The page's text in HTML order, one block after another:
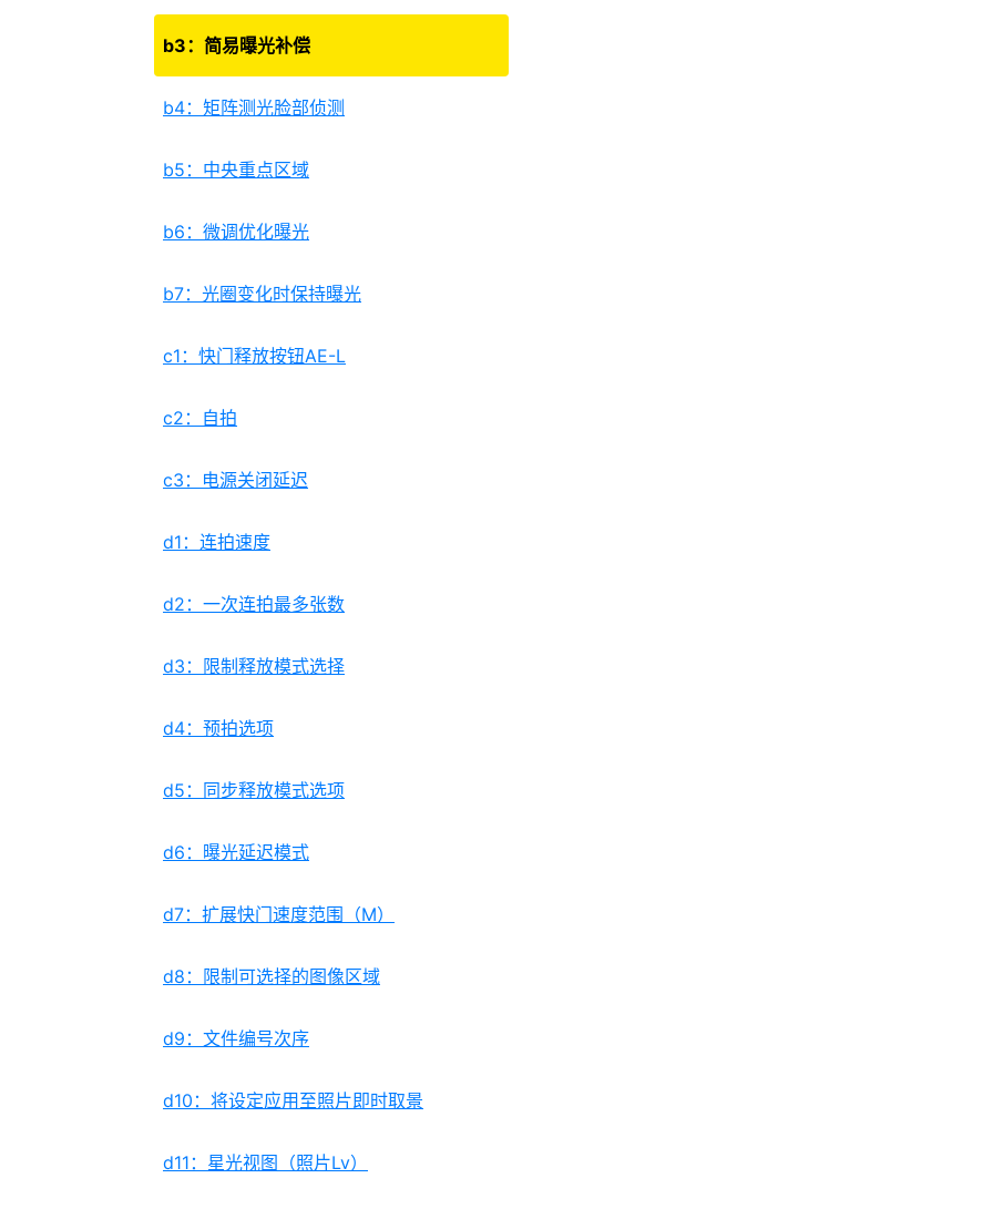
b3：简易曝光补偿
b4：矩阵测光脸部侦测
b5：中央重点区域
b6：微调优化曝光
b7：光圈变化时保持曝光
c1：快门释放按钮AE-L
c2：自拍
c3：电源关闭延迟
d1：连拍速度
d2：一次连拍最多张数
d3：限制释放模式选择
d4：预拍选项
d5：同步释放模式选项
d6：曝光延迟模式
d7：扩展快门速度范围（M）
d8：限制可选择的图像区域
d9：文件编号次序
d10：将设定应用至照片即时取景
d11：星光视图（照片Lv）